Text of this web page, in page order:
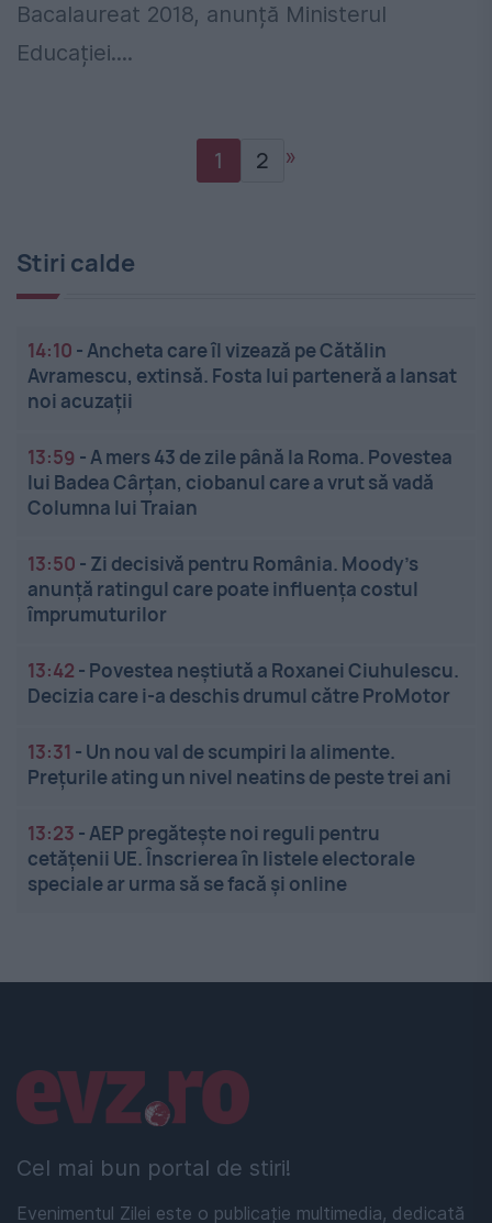
Bacalaureat 2018, anunță Ministerul
Educației....
1 2 »
Stiri calde
14:10 -Ancheta care îl vizează pe Cătălin
Avramescu, extinsă. Fosta lui parteneră a lansat
noi acuzații
13:59 -A mers 43 de zile până la Roma. Povestea
lui Badea Cârțan, ciobanul care a vrut să vadă
Columna lui Traian
13:50 - Zi decisivă pentru România. Moody’s
anunță ratingul care poate influența costul
împrumuturilor
13:42 - Povestea neștiută a Roxanei Ciuhulescu.
Decizia care i-a deschis drumul către ProMotor
13:31 - Un nou val de scumpiri la alimente.
Prețurile ating un nivel neatins de peste trei ani
13:23 -AEP pregătește noi reguli pentru
cetățenii UE. Înscrierea în listele electorale
speciale ar urma să se facă și online
Cel mai bun portal de stiri!
Evenimentul Zilei este o publicație multimedia, dedicată
Linkuri utile